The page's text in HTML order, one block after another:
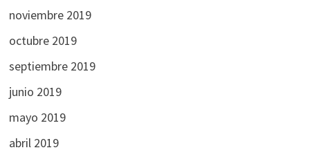
noviembre 2019
octubre 2019
septiembre 2019
junio 2019
mayo 2019
abril 2019